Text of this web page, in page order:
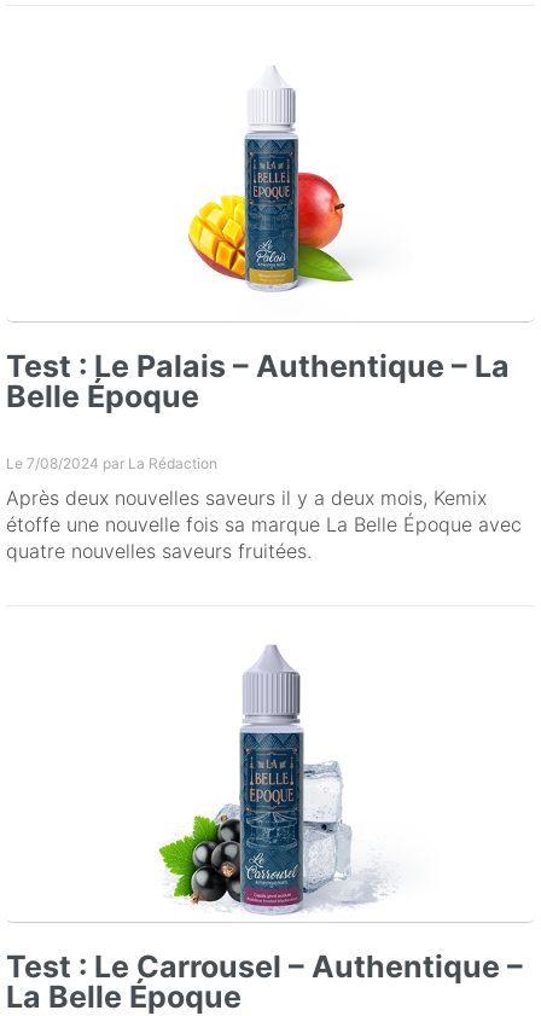
Test : Le Palais – Authentique – La
Belle Époque
Le 7/08/2024 par La Rédaction
Après deux nouvelles saveurs il y a deux mois, Kemix
étoffe une nouvelle fois sa marque La Belle Époque avec
quatre nouvelles saveurs fruitées.
Test : Le Carrousel – Authentique –
La Belle Époque